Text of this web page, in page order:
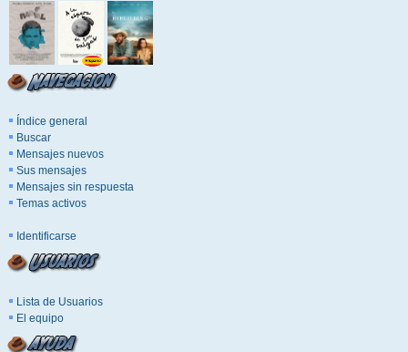
Índice general
Buscar
Mensajes nuevos
Sus mensajes
Mensajes sin respuesta
Temas activos
Identificarse
Lista de Usuarios
El equipo